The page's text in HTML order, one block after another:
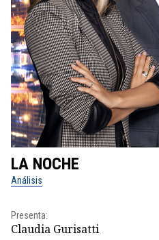
LA NOCHE
Análisis
Presenta:
Claudia Gurisatti